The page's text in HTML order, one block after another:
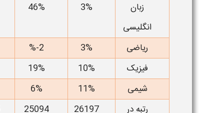
زبان
انگلیسی
3%
46%
ریاضی 3%
2-%
فیزیک
10%
19%
شیمی
11%
6%
رتبه در
26197
25094